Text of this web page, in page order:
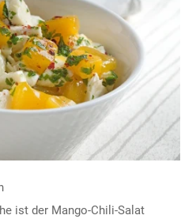
ist der Mango-Chili-Salat